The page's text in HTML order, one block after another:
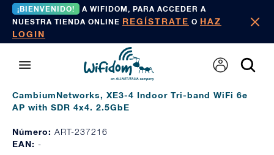
¡BIENVENIDO!
A WIFIDOM, PARA ACCEDER A
NUESTRA TIENDA ONLINE REGÍSTRATE O HAZ
LOGIN
CambiumNetworks, XE3-4 Indoor Tri-band WiFi 6e
AP with SDR 4x4. 2.5GbE
Número: ART-237216
EAN: -